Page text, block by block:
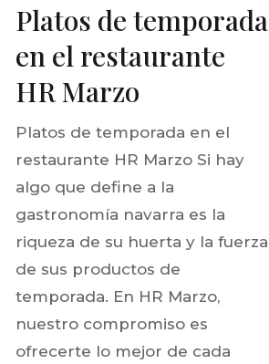
Platos de temporada
en el restaurante
HR Marzo
Platos de temporada en el
restaurante HR Marzo Si hay
algo que define a la
gastronomía navarra es la
riqueza de su huerta y la fuerza
de sus productos de
temporada. En HR Marzo,
nuestro compromiso es
ofrecerte lo mejor de cada